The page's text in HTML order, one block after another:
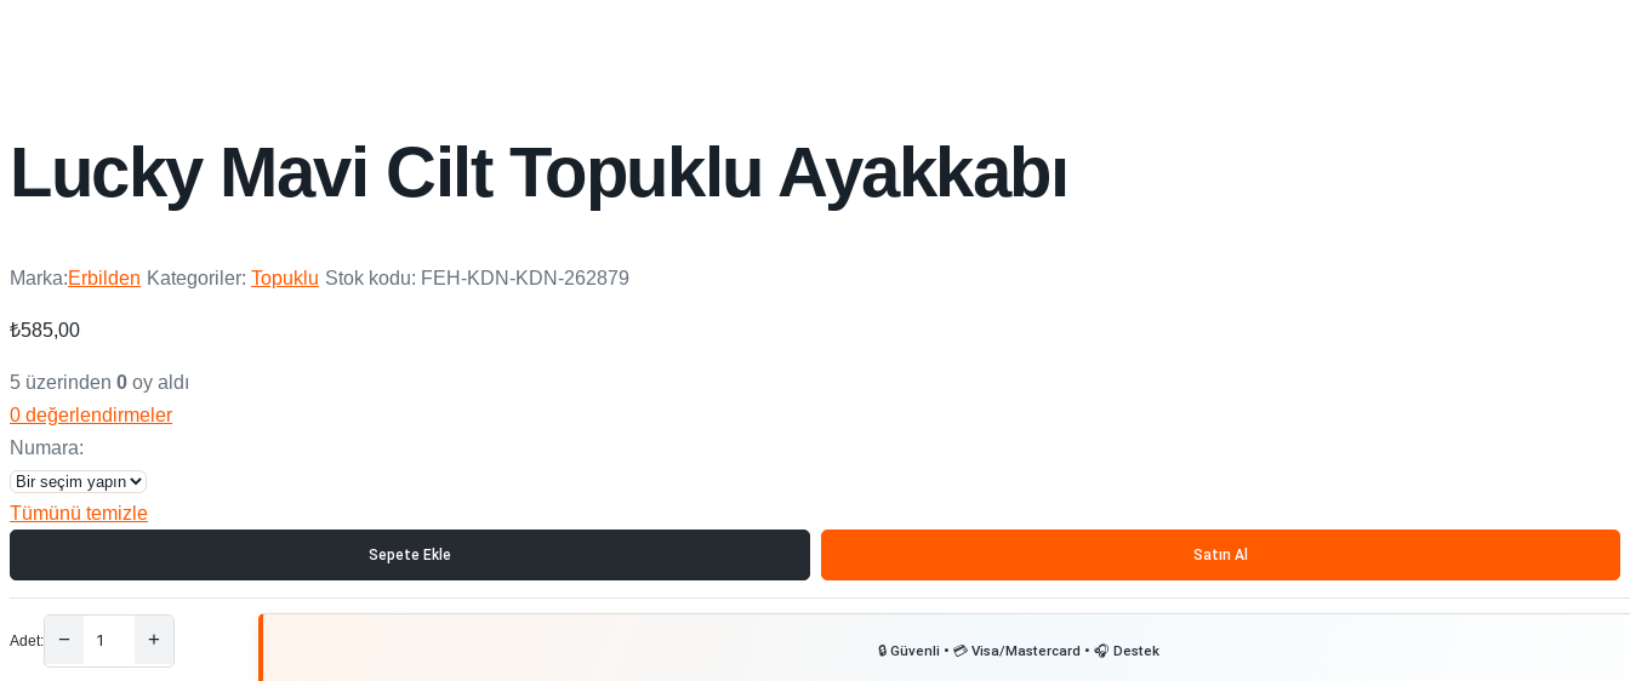
Lucky Mavi Cilt Topuklu Ayakkabı
Marka:Erbilden Kategoriler: Topuklu Stok kodu: FEH-KDN-KDN-262879
₺585,00
5 üzerinden 0 oy aldı
0 değerlendirmeler
Numara:
Tümünü temizle
Adet:
Sepete Ekle Satın Al